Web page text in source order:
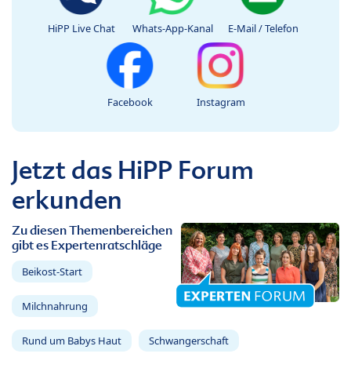
HiPP Live Chat Whats-App-Kanal E-Mail / Telefon
Facebook Instagram
Jetzt das HiPP Forum
erkunden
Zu diesen Themenbereichen
gibt es Expertenratschläge
Beikost-Start
Milchnahrung
Rund um Babys Haut Schwangerschaft